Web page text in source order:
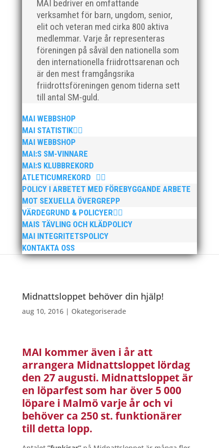
MAI bedriver en omfattande
verksamhet för barn, ungdom, senior,
elit och veteran med cirka 800 aktiva
medlemmar. Varje år representeras
föreningen på såväl den nationella som
den internationella friidrottsarenan och
är den mest framgångsrika
friidrottsföreningen genom tiderna sett
till antal SM-guld.
MAI WEBBSHOP
MAI STATISTIK
MAI WEBBSHOP
MAI:S SM-VINNARE
MAI:S KLUBBREKORD
ATLETICUMREKORD
POLICY I ARBETET MED FÖREBYGGANDE ARBETE
MOT SEXUELLA ÖVERGREPP
VÄRDEGRUND & POLICYER
MAIS TÄVLING OCH KLÄDPOLICY
MAI INTEGRITETSPOLICY
KONTAKTA OSS
Midnattsloppet behöver din hjälp!
aug 10, 2016| Okategoriserade
MAI kommer även i år att
arrangera Midnattsloppet lördag
den 27 augusti. Midnattsloppet är
en löparfest som har över 5 000
löpare i Malmö varje år och vi
behöver ca 250 st. funktionärer
till detta lopp.